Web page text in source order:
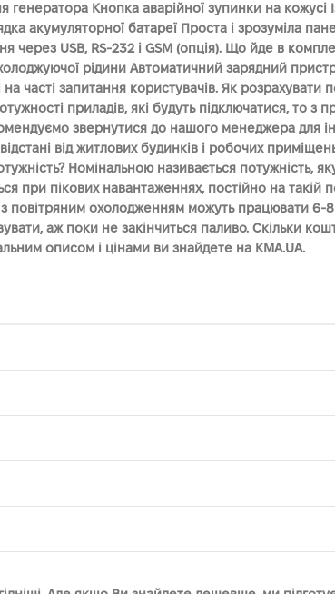
генератора Кнопка аварійної зупинки на
акумуляторної батареї Проста і зрозуміла
через USB, RS-232 і GSM (опція). Що йде в
рідини Автоматичний зарядний
на часті запитання користувачів. Як
приладів, які будуть підключатися, то
звернутися до нашого менеджера для
відстані від житлових будинків і робочих
Номінальною називається
при пікових навантаженнях, постійно на
повітряним охолодженням можуть працювати 6-
аж поки не закінчиться паливо. Скільки
описом і цінами ви знайдете на KMA.UA.